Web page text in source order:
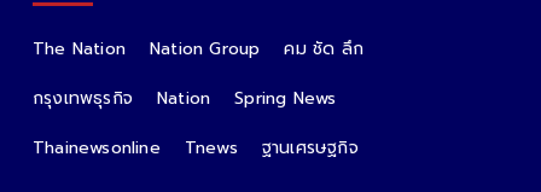
The Nation Nation Group
คม ชัด ลึก
กรุงเทพธุรกิจ
Nation
Spring News
Thainewsonline
Tnews ฐานเศรษฐกิจ